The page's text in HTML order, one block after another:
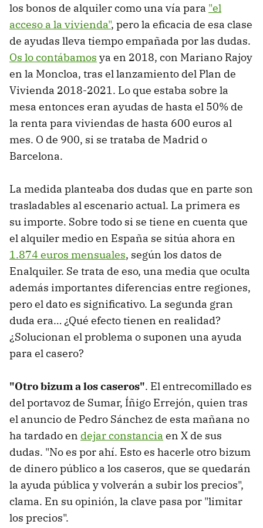
los bonos de alquiler como una vía para "el
acceso a la vivienda", pero la eficacia de esa clase
de ayudas lleva tiempo empañada por las dudas.
Os lo contábamos ya en 2018, con Mariano Rajoy
en la Moncloa, tras el lanzamiento del Plan de
Vivienda 2018-2021. Lo que estaba sobre la
mesa entonces eran ayudas de hasta el 50% de
la renta para viviendas de hasta 600 euros al
mes. O de 900, si se trataba de Madrid o
Barcelona.
La medida planteaba dos dudas que en parte son
trasladables al escenario actual. La primera es
su importe. Sobre todo si se tiene en cuenta que
el alquiler medio en España se sitúa ahora en
1.874 euros mensuales, según los datos de
Enalquiler. Se trata de eso, una media que oculta
además importantes diferencias entre regiones,
pero el dato es significativo. La segunda gran
duda era… ¿Qué efecto tienen en realidad?
¿Solucionan el problema o suponen una ayuda
para el casero?
"Otro bizum a los caseros". El entrecomillado es
del portavoz de Sumar, Íñigo Errejón, quien tras
el anuncio de Pedro Sánchez de esta mañana no
ha tardado en dejar constancia en X de sus
dudas. "No es por ahí. Esto es hacerle otro bizum
de dinero público a los caseros, que se quedarán
la ayuda pública y volverán a subir los precios",
clama. En su opinión, la clave pasa por "limitar
los precios".